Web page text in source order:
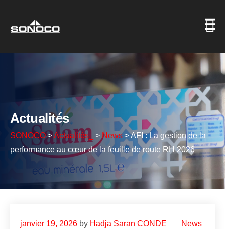
Actualités_
SONOCO>Actualités_ > News>AFI : La gestion de la
performance au cœur de la feuille de route RH 2026
janvier 19, 2026 by Hadja Saran CONDE News